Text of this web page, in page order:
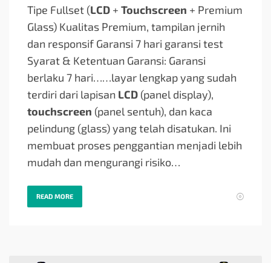
Tipe Fullset (LCD + Touchscreen + Premium
Glass) Kualitas Premium, tampilan jernih
dan responsif Garansi 7 hari garansi test
Syarat & Ketentuan Garansi: Garansi
berlaku 7 hari……layar lengkap yang sudah
terdiri dari lapisan LCD (panel display),
touchscreen (panel sentuh), dan kaca
pelindung (glass) yang telah disatukan. Ini
membuat proses penggantian menjadi lebih
mudah dan mengurangi risiko…
READ MORE